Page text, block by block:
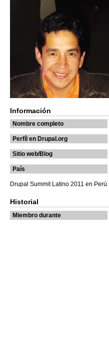
Información
Nombre completo
Perfíl en Drupal.org
Sitio web/Blog
País
Drupal Summit Latino 2011 en Perú
Historial
Miembro durante